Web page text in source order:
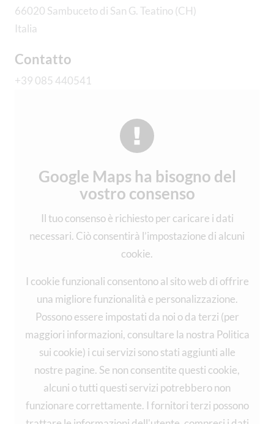
66020 Sambuceto di San G. Teatino (CH)
Italia
Contatto
+39 085 440541
Google Maps ha bisogno del
vostro consenso
Il tuo consenso è richiesto per caricare i dati
necessari. Ciò consentirà l’impostazione di alcuni
cookie.
I cookie funzionali consentono al sito web di offrire
una migliore funzionalità e personalizzazione.
Possono essere impostati da noi o da terzi (per
maggiori informazioni, consultare la nostra Politica
sui cookie) i cui servizi sono stati aggiunti alle
nostre pagine. Se non consentite questi cookie,
alcuni o tutti questi servizi potrebbero non
funzionare correttamente. I fornitori terzi possono